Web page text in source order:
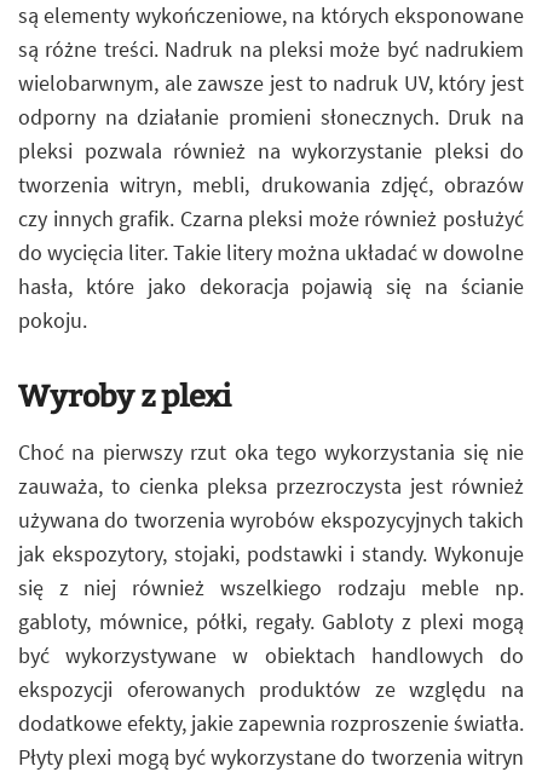
są elementy wykończeniowe, na których eksponowane
są różne treści. Nadruk na pleksi może być nadrukiem
wielobarwnym, ale zawsze jest to nadruk UV, który jest
odporny na działanie promieni słonecznych. Druk na
pleksi pozwala również na wykorzystanie pleksi do
tworzenia witryn, mebli, drukowania zdjęć, obrazów
czy innych grafik. Czarna pleksi może również posłużyć
do wycięcia liter. Takie litery można układać w dowolne
hasła, które jako dekoracja pojawią się na ścianie
pokoju.
Wyroby z plexi
Choć na pierwszy rzut oka tego wykorzystania się nie
zauważa, to cienka pleksa przezroczysta jest również
używana do tworzenia wyrobów ekspozycyjnych takich
jak ekspozytory, stojaki, podstawki i standy. Wykonuje
się z niej również wszelkiego rodzaju meble np.
gabloty, mównice, półki, regały. Gabloty z plexi mogą
być wykorzystywane w obiektach handlowych do
ekspozycji oferowanych produktów ze względu na
dodatkowe efekty, jakie zapewnia rozproszenie światła.
Płyty plexi mogą być wykorzystane do tworzenia witryn